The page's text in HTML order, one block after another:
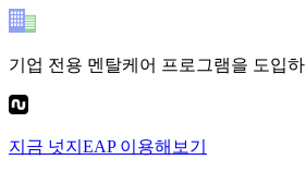
기업 전용 멘탈케어 프로그램을 도입
지금 넛지EAP이용해보기